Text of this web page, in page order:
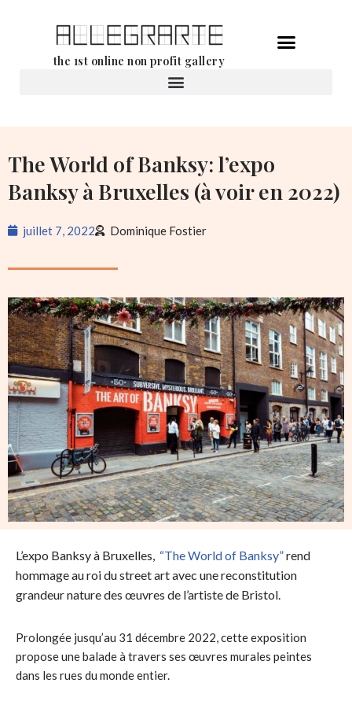
the 1st online non profit gallery
The World of Banksy: l’expo
Banksy à Bruxelles (à voir en 2022)
juillet 7, 2022 Dominique Fostier
L’expo Banksy à Bruxelles, “The World of Banksy”rend
hommage au roi du street art avec une reconstitution
grandeur nature des œuvres de l’artiste de Bristol.
Prolongée jusqu’au 31 décembre 2022, cette exposition
propose une balade à travers ses œuvres murales peintes
dans les rues du monde entier.